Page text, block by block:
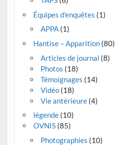
Équipes d'enquêtes (1)
APPA(1)
Hantise – Apparition(80)
Articles de journal (8)
Photos (18)
Témoignages (14)
Vidéo(18)
Vie antérieure(4)
légende(10)
OVNIS(85)
Photographies (10)